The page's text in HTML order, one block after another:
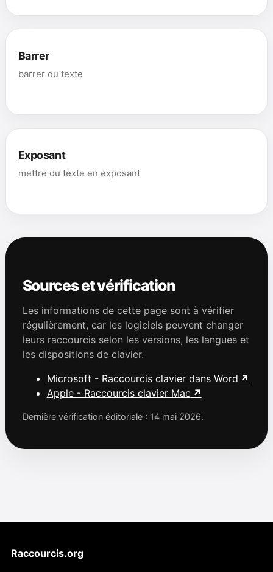
Barrer
barrer du texte
Exposant
mettre du texte en exposant
Sources et vérification
Les informations de cette page sont à vérifier
régulièrement, car les logiciels peuvent changer
leurs raccourcis selon les versions, les langues et
les dispositions de clavier.
Microsoft - Raccourcis clavier dans Word
Apple - Raccourcis clavier Mac
Dernière vérification éditoriale : 14 mai 2026.
Raccourcis.org